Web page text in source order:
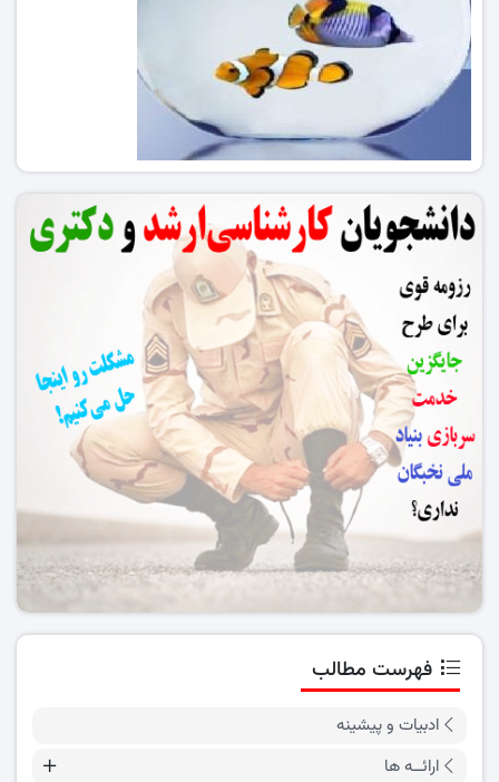
فهرست مطالب
ادبیات و پیشینه
ارائــه ها